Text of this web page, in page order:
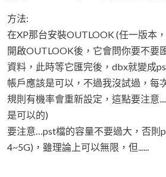
方法:
在XP那台安裝OUTLOOK (任一版本
開啟OUTLOOK後，它會問你要不要
資料，此時等它匯完後，dbx就變成
帳戶應該是可以，不過我沒試過，每
規則有機率會重新設定，這點要注意
是可以的)
要注意…pst檔的容量不要過大，否則
4~5G)，雖理論上可以無限，但......